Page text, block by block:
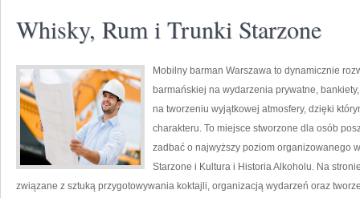
Whisky, Rum i Trunki Starzone
Mobilny barman Warszawa to dynamicznie
barmańskiej na wydarzenia prywatne,
na tworzeniu wyjątkowej atmosfery, dzięki
charakteru. To miejsce stworzone dla osób
zadbać o najwyższy poziom organizowanego
Starzone i Kultura i Historia Alkoholu. Na
związane z sztuką przygotowywania koktajli, organizacją wydarzeń oraz